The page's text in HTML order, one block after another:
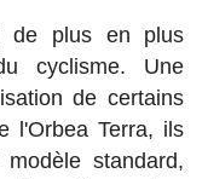
de plus en plus
cyclisme. Une
de certains
l'Orbea Terra, ils
standard,